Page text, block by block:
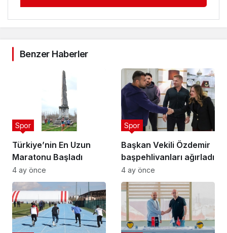
Benzer Haberler
Türkiye’nin En Uzun
Maratonu Başladı
Spor
4 ay önce
Başkan Vekili Özdemir
başpehlivanları ağırladı
Spor
4 ay önce